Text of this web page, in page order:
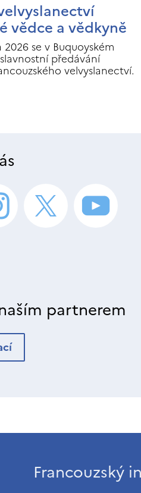
vědce a vědkyně
se v Buquoyském
předávání
velvyslanectví.
partnerem
Francouzský